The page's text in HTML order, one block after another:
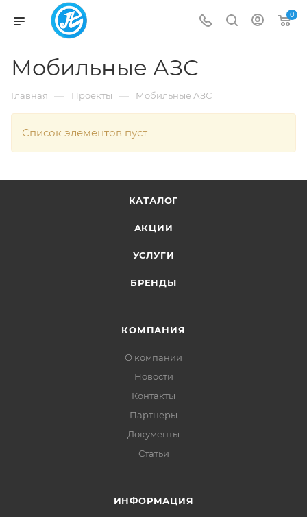
0
Мобильные АЗС
Главная — Проекты — Мобильные АЗС
Список элементов пуст
КАТАЛОГ
АКЦИИ
УСЛУГИ
БРЕНДЫ
КОМПАНИЯ
О компании
Новости
Контакты
Партнеры
Документы
Статьи
ИНФОРМАЦИЯ